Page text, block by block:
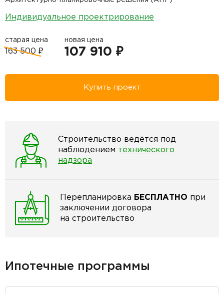
Индивидуальное проектрирование
старая цена
163 500 ₽
новая цена
107 910 ₽
Купить проект
Строительство ведётся под
наблюдением технического
надзора
Перепланировка БЕСПЛАТНО при
заключении договора
на строительство
Ипотечные программы